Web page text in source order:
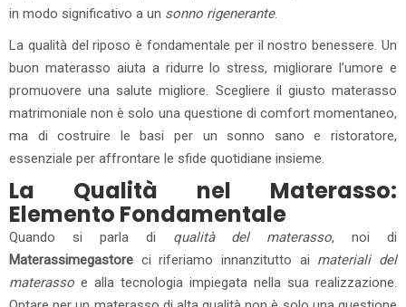
in modo significativo a un sonno rigenerante.
La qualità del riposo è fondamentale per il nostro benessere. Un
buon materasso aiuta a ridurre lo stress, migliorare l’umore e
promuovere una salute migliore. Scegliere il giusto materasso
matrimoniale non è solo una questione di comfort momentaneo,
ma di costruire le basi per un sonno sano e ristoratore,
essenziale per affrontare le sfide quotidiane insieme.
La Qualità nel Materasso:
Elemento Fondamentale
Quando si parla di qualità del materasso, noi di
Materassimegastore ci riferiamo innanzitutto ai materiali del
materasso e alla tecnologia impiegata nella sua realizzazione.